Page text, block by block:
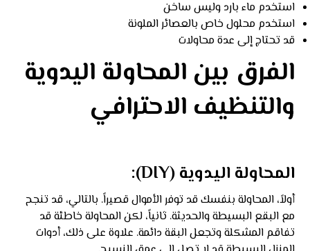
استخدم ماء بارد وليس ساخن
استخدم محلول خاص بالعصائر الملونة
قد تحتاج إلى عدة محاولات
الفرق بين المحاولة اليدوية
والتنظيف الاحترافي
المحاولة اليدوية (DIY):
أولاً، المحاولة بنفسك قد توفر الأموال قصيراً. بالتالي، قد تنجح
مع البقع البسيطة والحديثة. ثانياً، لكن المحاولة خاطئة قد
تفاقم المشكلة وتجعل البقة دائمة. علاوة على ذلك، أدوات